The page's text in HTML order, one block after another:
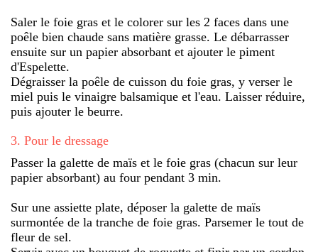
Saler le foie gras et le colorer sur les 2 faces dans une
poêle bien chaude sans matière grasse. Le débarrasser
ensuite sur un papier absorbant et ajouter le piment
d'Espelette.
Dégraisser la poêle de cuisson du foie gras, y verser le
miel puis le vinaigre balsamique et l'eau. Laisser réduire,
puis ajouter le beurre.
3. Pour le dressage
Passer la galette de maïs et le foie gras (chacun sur leur
papier absorbant) au four pendant 3 min.
Sur une assiette plate, déposer la galette de maïs
surmontée de la tranche de foie gras. Parsemer le tout de
fleur de sel.